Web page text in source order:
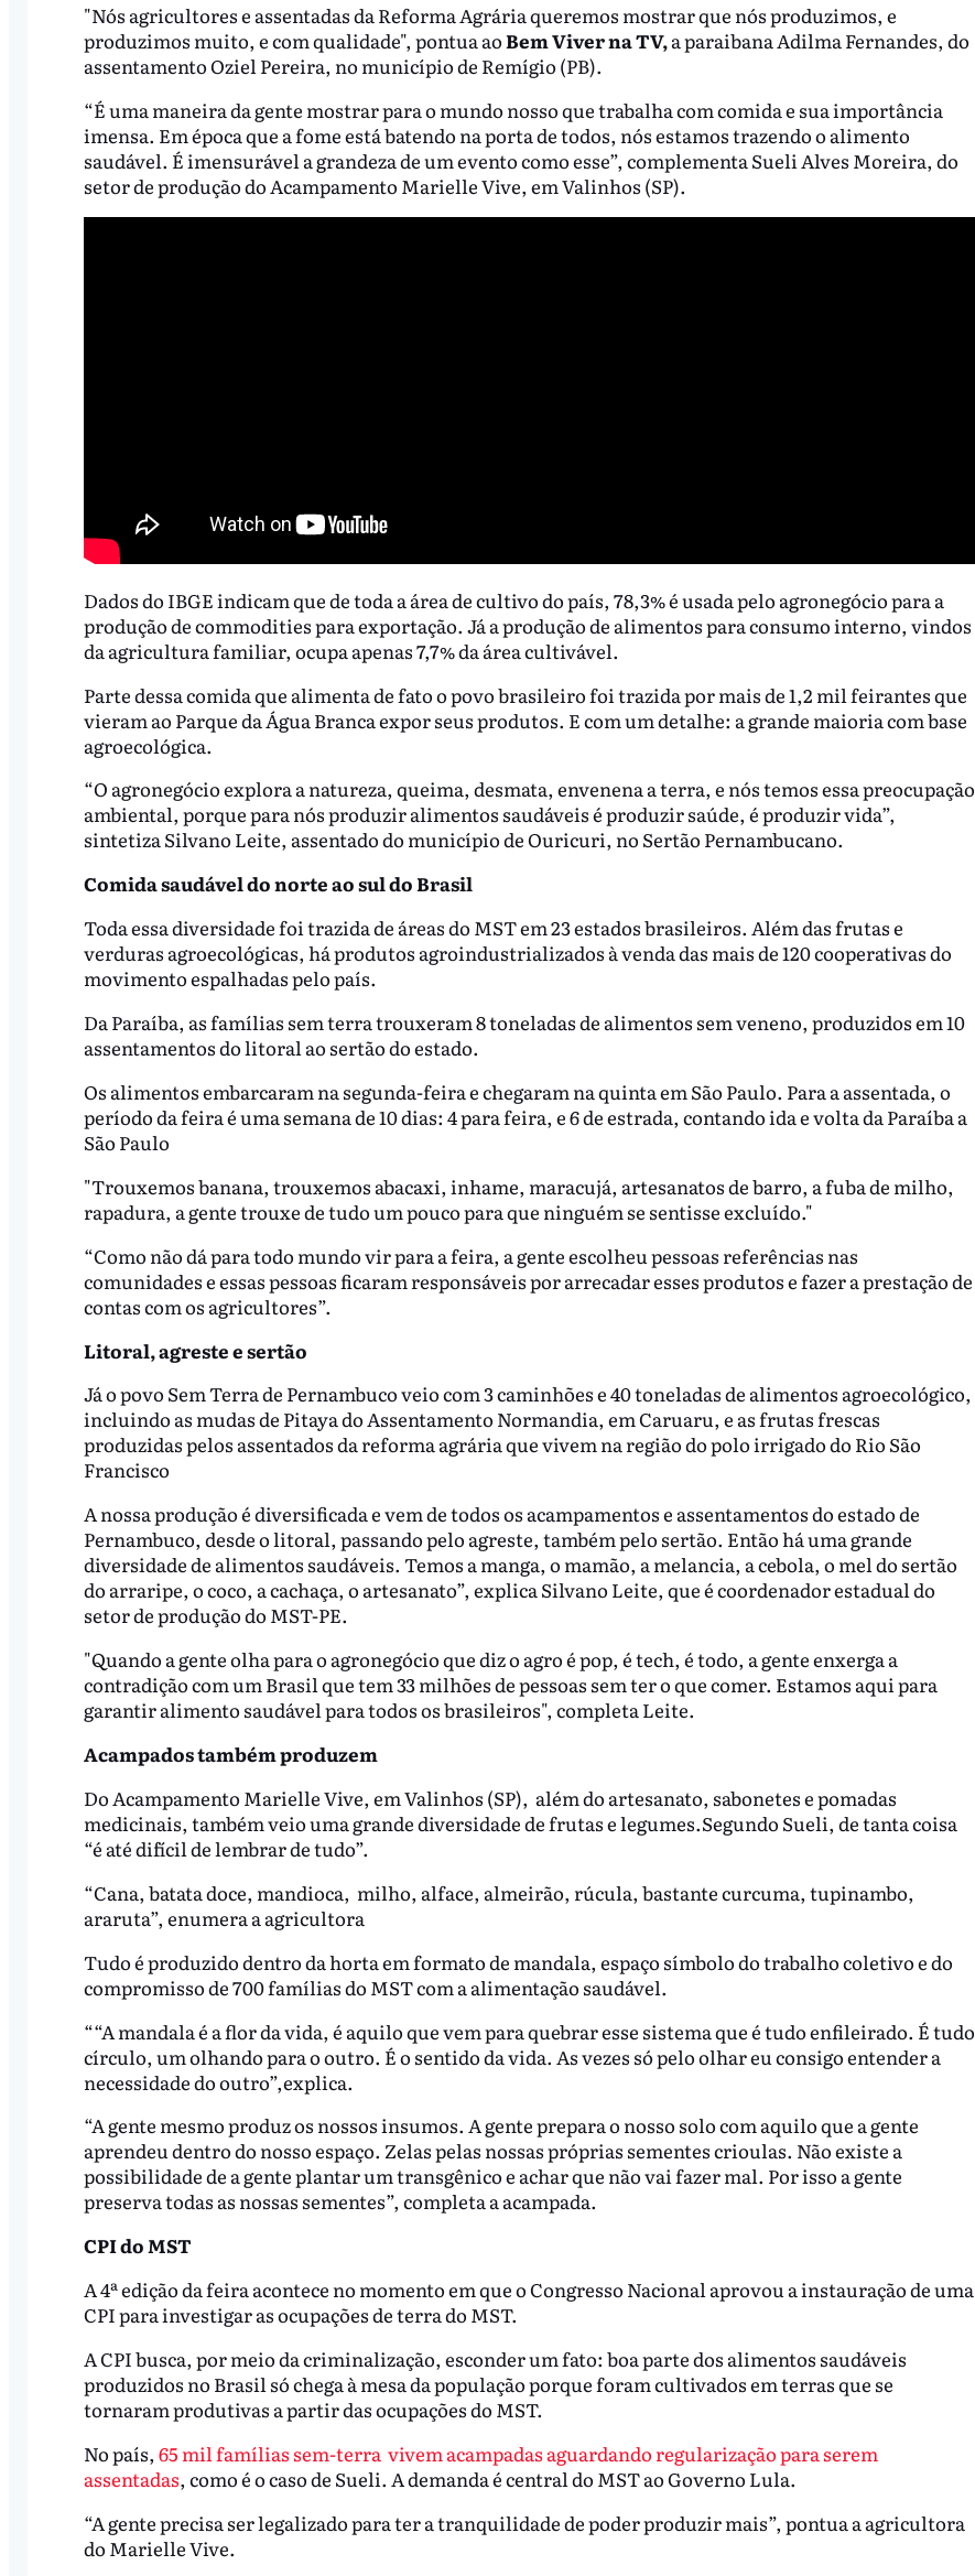
"Nós agricultores e assentadas da Reforma Agrária queremos mostrar que nós produzimos, e
produzimos muito, e com qualidade", pontua aoBem Viver na TV,a paraibana Adilma Fernandes, do
assentamento Oziel Pereira, no município de Remígio (PB).
“É uma maneira da gente mostrar para o mundo nosso que trabalha com comida e sua importância
imensa. Em época que a fome está batendo na porta de todos, nós estamos trazendo o alimento
saudável. É imensurável a grandeza de um evento como esse”, complementa Sueli Alves Moreira, do
setor de produção do Acampamento Marielle Vive, em Valinhos (SP).
Dados do IBGE indicam que de toda a área de cultivo do país, 78,3% é usada pelo agronegócio para a
produção de commodities para exportação. Já a produção de alimentos para consumo interno, vindos
da agricultura familiar, ocupa apenas 7,7% da área cultivável.
Parte dessa comida que alimenta de fato o povo brasileiro foi trazida por mais de 1,2 mil feirantes que
vieram ao Parque da Água Branca expor seus produtos. E com um detalhe: a grande maioria com base
agroecológica.
“O agronegócio explora a natureza, queima, desmata, envenena a terra, e nós temos essa preocupação
ambiental, porque para nós produzir alimentos saudáveis é produzir saúde, é produzir vida”,
sintetiza Silvano Leite, assentado do município de Ouricuri, no Sertão Pernambucano.
Comida saudável do norte ao sul do Brasil
Toda essa diversidade foi trazida de áreas do MST em 23 estados brasileiros. Além das frutas e
verduras agroecológicas, há produtos agroindustrializados à venda das mais de 120 cooperativas do
movimento espalhadas pelo país.
Da Paraíba, as famílias sem terra trouxeram 8 toneladas de alimentos sem veneno, produzidos em 10
assentamentos do litoral ao sertão do estado.
Os alimentos embarcaram na segunda-feira e chegaram na quinta em São Paulo. Para a assentada, o
período da feira é uma semana de 10 dias: 4 para feira, e 6 de estrada, contando ida e volta da Paraíba a
São Paulo
"Trouxemos banana, trouxemos abacaxi, inhame, maracujá, artesanatos de barro, a fuba de milho,
rapadura, a gente trouxe de tudo um pouco para que ninguém se sentisse excluído."
“Como não dá para todo mundo vir para a feira, a gente escolheu pessoas referências nas
comunidades e essas pessoas ficaram responsáveis por arrecadar esses produtos e fazer a prestação de
contas com os agricultores”.
Litoral, agreste e sertão
Já o povo Sem Terra de Pernambuco veio com 3 caminhões e 40 toneladas de alimentos agroecológico,
incluindo as mudas de Pitaya do Assentamento Normandia, em Caruaru, e as frutas frescas
produzidas pelos assentados da reforma agrária que vivem na região do polo irrigado do Rio São
Francisco
A nossa produção é diversificada e vem de todos os acampamentos e assentamentos do estado de
Pernambuco, desde o litoral, passando pelo agreste, também pelo sertão. Então há uma grande
diversidade de alimentos saudáveis. Temos a manga, o mamão, a melancia, a cebola, o mel do sertão
do arraripe, o coco, a cachaça, o artesanato”, explica Silvano Leite, que é coordenador estadual do
setor de produção do MST-PE.
"Quando a gente olha para o agronegócio que diz o agro é pop, é tech, é todo, a gente enxerga a
contradição com um Brasil que tem 33 milhões de pessoas sem ter o que comer. Estamos aqui para
garantir alimento saudável para todos os brasileiros", completa Leite.
Acampados também produzem
Do Acampamento Marielle Vive, em Valinhos (SP), além do artesanato, sabonetes e pomadas
medicinais, também veio uma grande diversidade de frutas e legumes.Segundo Sueli, de tanta coisa
“é até difícil de lembrar de tudo”.
“Cana, batata doce, mandioca, milho, alface, almeirão, rúcula, bastante curcuma, tupinambo,
araruta”, enumera a agricultora
Tudo é produzido dentro da horta em formato de mandala, espaço símbolo do trabalho coletivo e do
compromisso de 700 famílias do MST com a alimentação saudável.
““A mandala é a flor da vida, é aquilo que vem para quebrar esse sistema que é tudo enfileirado. É tudo
círculo, um olhando para o outro. É o sentido da vida. As vezes só pelo olhar eu consigo entender a
necessidade do outro”,explica.
“A gente mesmo produz os nossos insumos. A gente prepara o nosso solo com aquilo que a gente
aprendeu dentro do nosso espaço. Zelas pelas nossas próprias sementes crioulas. Não existe a
possibilidade de a gente plantar um transgênico e achar que não vai fazer mal. Por isso a gente
preserva todas as nossas sementes”, completa a acampada.
CPI do MST
A 4ª edição da feira acontece no momento em que o Congresso Nacional aprovou a instauração de uma
CPI para investigar as ocupações de terra do MST.
A CPI busca, por meio da criminalização, esconder um fato: boa parte dos alimentos saudáveis
produzidos no Brasil só chega à mesa da população porque foram cultivados em terras que se
tornaram produtivas a partir das ocupações do MST.
No país, 65 mil famílias sem-terra vivem acampadas aguardando regularização para serem
assentadas, como é o caso de Sueli. A demanda é central do MST ao Governo Lula.
“A gente precisa ser legalizado para ter a tranquilidade de poder produzir mais”, pontua a agricultora
do Marielle Vive.